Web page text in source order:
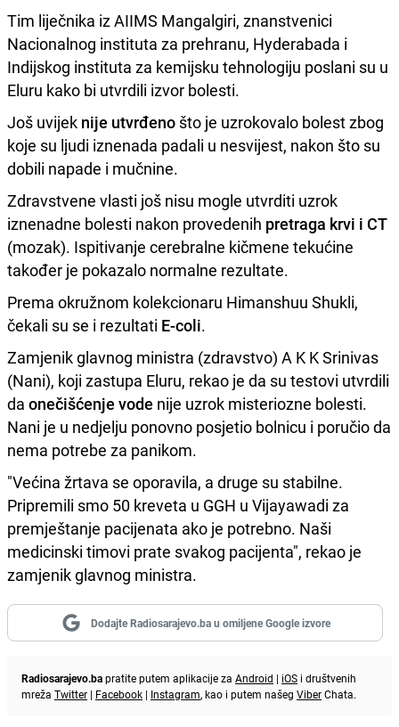
Tim liječnika iz AIIMS Mangalgiri, znanstvenici
Nacionalnog instituta za prehranu, Hyderabada i
Indijskog instituta za kemijsku tehnologiju poslani su u
Eluru kako bi utvrdili izvor bolesti.
Još uvijek nije utvrđeno što je uzrokovalo bolest zbog
koje su ljudi iznenada padali u nesvijest, nakon što su
dobili napade i mučnine.
Zdravstvene vlasti još nisu mogle utvrditi uzrok
iznenadne bolesti nakon provedenih pretraga krvi i CT
(mozak). Ispitivanje cerebralne kičmene tekućine
također je pokazalo normalne rezultate.
Prema okružnom kolekcionaru Himanshuu Shukli,
čekali su se i rezultati E-coli.
Zamjenik glavnog ministra (zdravstvo) A K K Srinivas
(Nani), koji zastupa Eluru, rekao je da su testovi utvrdili
da onečišćenje vode nije uzrok misteriozne bolesti.
Nani je u nedjelju ponovno posjetio bolnicu i poručio da
nema potrebe za panikom.
"Većina žrtava se oporavila, a druge su stabilne.
Pripremili smo 50 kreveta u GGH u Vijayawadi za
premještanje pacijenata ako je potrebno. Naši
medicinski timovi prate svakog pacijenta", rekao je
zamjenik glavnog ministra.
Dodajte Radiosarajevo.ba u omiljene Google izvore
Radiosarajevo.bapratite putem aplikacije za Android | iOS i društvenih
mreža Twitter | Facebook | Instagram, kao i putem našeg ViberChata.